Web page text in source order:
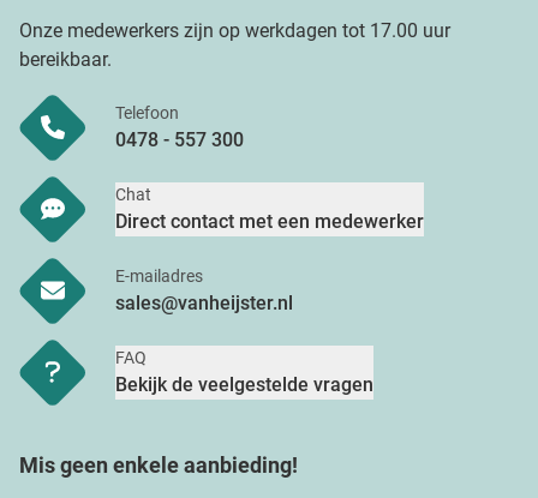
Onze medewerkers zijn op werkdagen tot 17.00 uur
bereikbaar.
Telefoon
0478 - 557 300
Chat
Direct contact met een medewerker
E-mailadres
sales@vanheijster.nl
FAQ
Bekijk de veelgestelde vragen
Mis geen enkele aanbieding!